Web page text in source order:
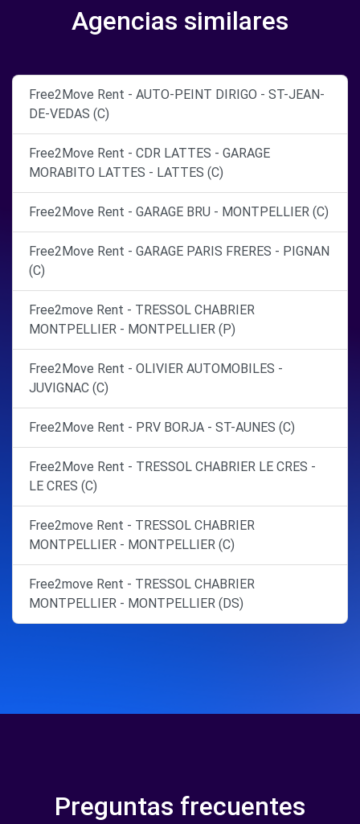
Agencias similares
Free2Move Rent - AUTO-PEINT DIRIGO - ST-JEAN-
DE-VEDAS (C)
Free2Move Rent - CDR LATTES - GARAGE
MORABITO LATTES - LATTES (C)
Free2Move Rent - GARAGE BRU - MONTPELLIER (C)
Free2Move Rent - GARAGE PARIS FRERES - PIGNAN
(C)
Free2move Rent - TRESSOL CHABRIER
MONTPELLIER - MONTPELLIER (P)
Free2Move Rent - OLIVIER AUTOMOBILES -
JUVIGNAC (C)
Free2Move Rent - PRV BORJA - ST-AUNES (C)
Free2Move Rent - TRESSOL CHABRIER LE CRES -
LE CRES (C)
Free2move Rent - TRESSOL CHABRIER
MONTPELLIER - MONTPELLIER (C)
Free2move Rent - TRESSOL CHABRIER
MONTPELLIER - MONTPELLIER (DS)
Preguntas frecuentes